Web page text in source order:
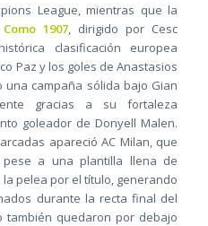
League, mientras que la
Como 1907, dirigido por Cesc
clasificación europea
Paz y los goles de Anastasios
una campaña sólida bajo Gian
gracias a su fortaleza
goleador de Donyell Malen.
apareció AC Milan, que
pese a una plantilla llena de
pelea por el título, generando
durante la recta final del
también quedaron por debajo